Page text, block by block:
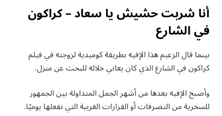
أنا شربت حشيش يا سعاد – كراكون
في الشارع
بينما قال الزعيم هذا الإفيه بطريقة كوميدية لزوجته في فيلم
كراكون في الشارع الذي كان يعاني خلاله للبحث عن منزل.
وأصبح الإفيه بعدها من أشهر الجمل المتداولة بين الجمهور
للسخرية من التصرفات أو القرارات الغريبة التي نفعلها يوميًا.